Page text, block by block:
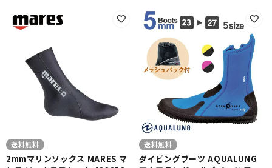
送料無料
2mmマリンソックス MARES マ
送料無料
ダイビングブーツ AQUALUNG